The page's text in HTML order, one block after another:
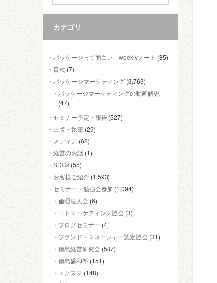
カテゴリ
パッケージって面白い weeklyノート (85)
目次 (7)
パッケージマーケティング (3,763)
パッケージマーケティングの動画解説
(47)
セミナー予定・報告 (527)
出版・執筆 (29)
メディア (62)
経営のお話 (1)
SDGs (55)
お客様ご紹介 (1,593)
セミナー・勉強会参加 (1,094)
倫理法人会 (6)
コトマーケティング協会 (3)
ブログセミナー (4)
ブランド・マネージャー認定協会 (31)
徳島経営研究会 (587)
徳島盛和塾 (151)
エクスマ (148)